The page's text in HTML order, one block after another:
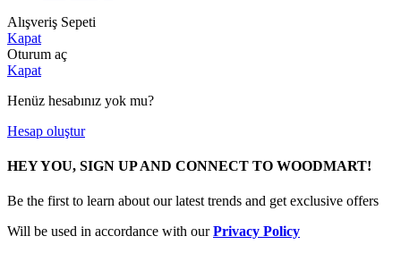
Alışveriş Sepeti
Kapat
Oturum aç
Kapat
Henüz hesabınız yok mu?
Hesap oluştur
HEY YOU, SIGN UP AND CONNECT TO WOODMART!
Be the first to learn about our latest trends and get exclusive offers
Will be used in accordance with ourPrivacy Policy